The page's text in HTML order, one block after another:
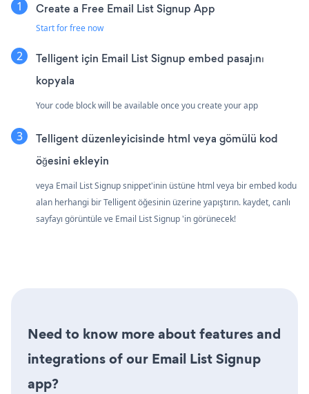
Create a Free Email List Signup App
Start for free now
Telligent için Email List Signup embed pasajını
kopyala
Your code block will be available once you create your app
Telligent düzenleyicisinde html veya gömülü kod
öğesini ekleyin
veya Email List Signup snippet'inin üstüne html veya bir embed kodu
alan herhangi bir Telligent öğesinin üzerine yapıştırın. kaydet, canlı
sayfayı görüntüle ve Email List Signup 'in görünecek!
Need to know more about features and
integrations of our Email List Signup
app?